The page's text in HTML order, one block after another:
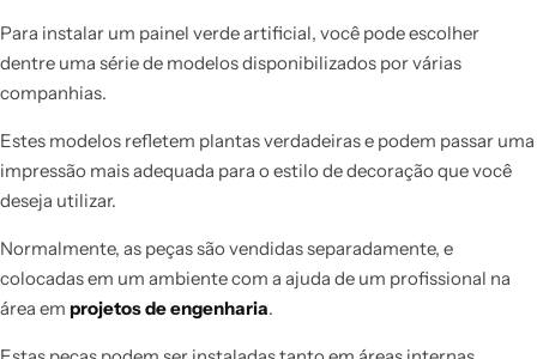
Para instalar um painel verde artificial, você pode escolher
dentre uma série de modelos disponibilizados por várias
companhias.
Estes modelos refletem plantas verdadeiras e podem passar uma
impressão mais adequada para o estilo de decoração que você
deseja utilizar.
Normalmente, as peças são vendidas separadamente, e
colocadas em um ambiente com a ajuda de um profissional na
área em projetos de engenharia.